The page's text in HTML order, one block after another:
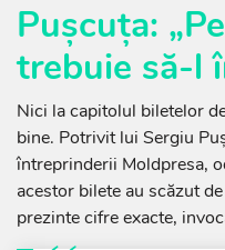
Pușcuța:
trebuie să-l
Nici la capitolul biletelor
bine. Potrivit lui Sergiu
întreprinderii Moldpresa,
acestor bilete au scăzut
prezinte cifre exacte,